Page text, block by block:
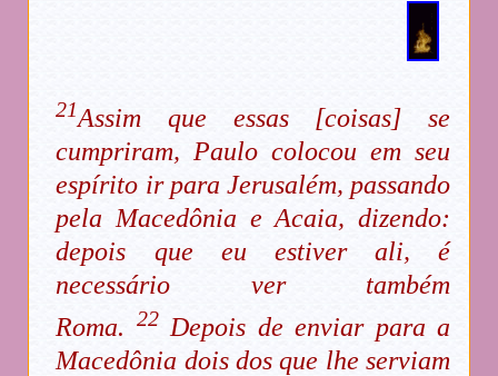
21Assim que essas [coisas] se
cumpriram, Paulo colocou em seu
espírito ir para Jerusalém, passando
pela Macedônia e Acaia, dizendo:
depois que eu estiver ali, é
necessário ver também
Roma. 22Depois de enviar para a
Macedônia dois dos que lhe serviam